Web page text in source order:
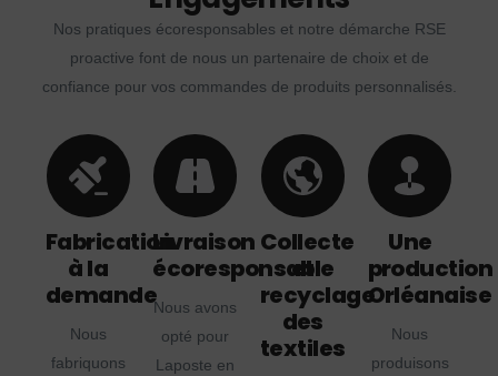
Nos pratiques écoresponsables et notre démarche RSE
proactive font de nous un partenaire de choix et de
confiance pour vos commandes de produits personnalisés.
Fabrication
à la
demande
Nous
fabriquons
Livraison
écoresponsable
Nous avons
opté pour
Laposte en
Collecte
et
recyclage
des
textiles
Une
production
Orléanaise
Nous
produisons